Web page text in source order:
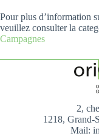
Pour plus d’information
veuillez consulter la
Campagnes
2,
1218, Grand-
Mail: